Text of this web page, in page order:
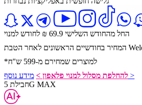
החל מהחודש השלישי 69.9 ₪ לחודש למנוי
*למוצרים שמחירם מ-599 ש"ח
להחלפת מסלול למנוי פלאפון > מידע נוסף >
חבילת 5G MAX